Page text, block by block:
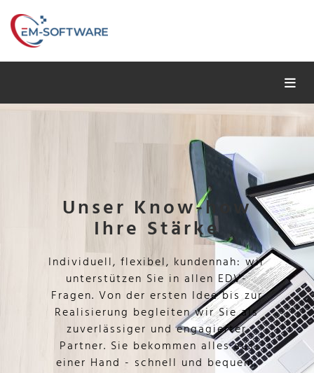
Unser Know-how
Ihre Stärke
Individuell, flexibel, kundennah: wir
unterstützen Sie in allen EDV-
Fragen. Von der ersten Idee bis zur
Realisierung begleiten wir Sie als
zuverlässiger und engagierter
Partner. Sie bekommen alles aus
einer Hand - schnell und bequem.